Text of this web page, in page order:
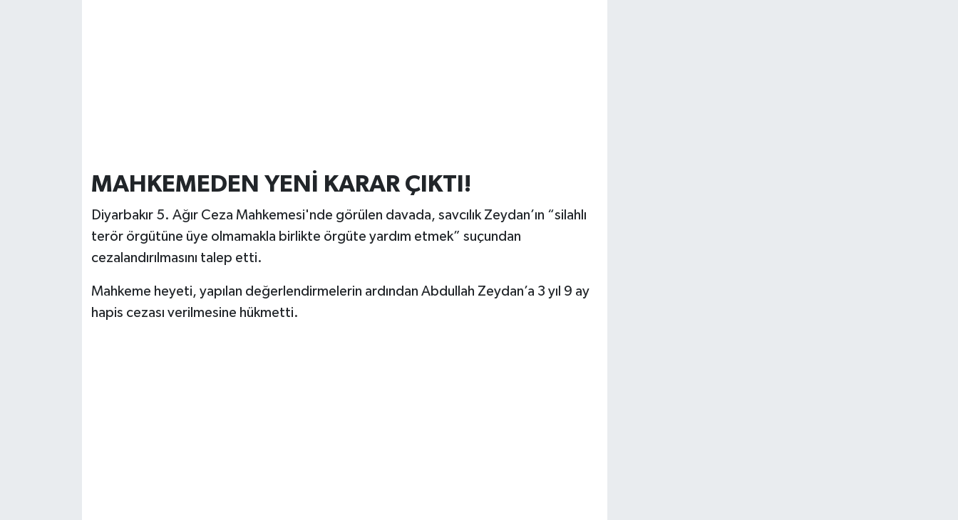
MAHKEMEDEN YENİ KARAR ÇIKTI!
Diyarbakır 5. Ağır Ceza Mahkemesi'nde görülen davada, savcılık Zeydan’ın “silahlı
terör örgütüne üye olmamakla birlikte örgüte yardım etmek” suçundan
cezalandırılmasını talep etti.
Mahkeme heyeti, yapılan değerlendirmelerin ardından Abdullah Zeydan’a 3 yıl 9 ay
hapis cezası verilmesine hükmetti.